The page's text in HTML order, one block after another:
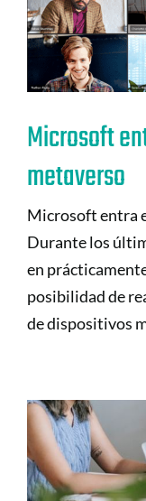
Microsoft
metaverso
Microsoft entra
Durante los
en
posibilidad de
de dispositivos